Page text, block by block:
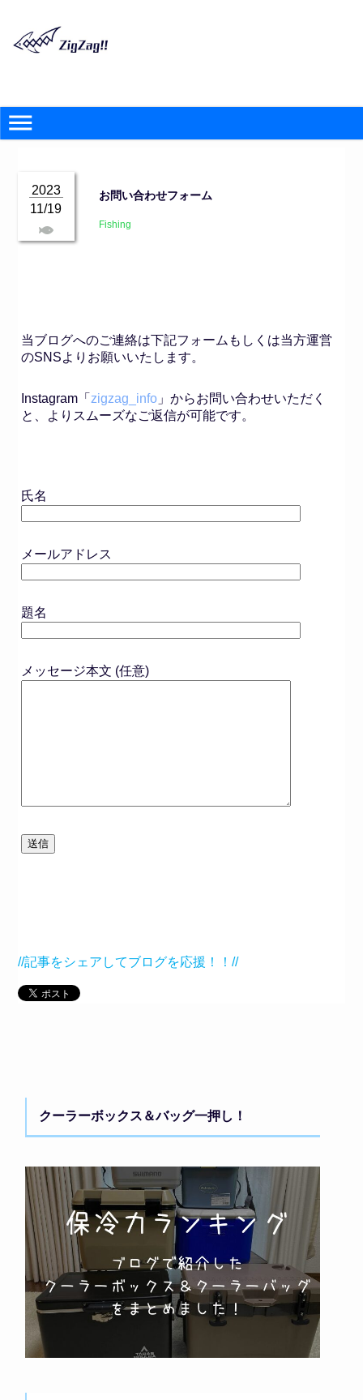
お問い合わせフォーム
2023
11/19
Fishing
当ブログへのご連絡は下記フォームもしくは当方運営
のSNSよりお願いいたします。
Instagram「 zigzag_info」からお問い合わせいただく
と、よりスムーズなご返信が可能です。
氏名
メールアドレス
題名
メッセージ本文 (任意)
//記事をシェアしてブログを応援！！//
クーラーボックス＆バッグ一押し！